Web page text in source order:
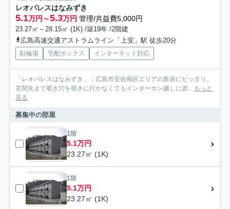
レオパレスはなみずき
5.1万円～5.3万円 管理/共益費5,000円
23.27㎡～28.15㎡ (1K) /築19年 /2階建
広島高速交通アストラムライン「上安」駅 徒歩20分
駐輪場 宅配ボックス インターネット対応
「レオパレスはなみずき」：広島市安佐南区エリアの新居にピッタリ。
玄関先まで覗き穴を覗きに行かなくてもインターホン越しに誰... もっと
見る
募集中の部屋
1階
5.1万円
23.27㎡ (1K)
1階
5.1万円
23.27㎡ (1K)